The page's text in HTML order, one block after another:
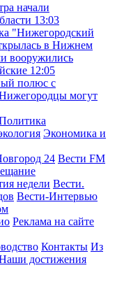
начали
13:03
"Нижегородский
в Нижнем
вооружились
12:05
полюс с
могут
Экономика и
24 Вести FM
недели Вести.
Вести-Интервью
Реклама на сайте
Контакты Из
достижения